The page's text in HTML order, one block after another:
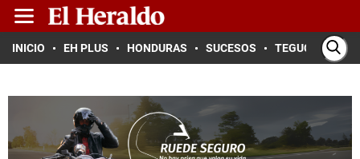
INICIO EH PLUS HONDURAS SUCESOS TEGUCIGALPA